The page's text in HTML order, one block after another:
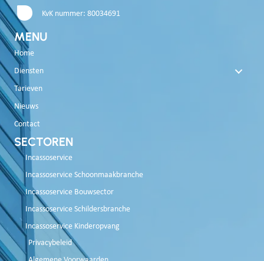
KvK nummer: 80034691
MENU
Home
Diensten
Tarieven
Nieuws
Contact
SECTOREN
Incassoservice
Incassoservice Schoonmaakbranche
Incassoservice Bouwsector
Incassoservice Schildersbranche
Incassoservice Kinderopvang
Privacybeleid